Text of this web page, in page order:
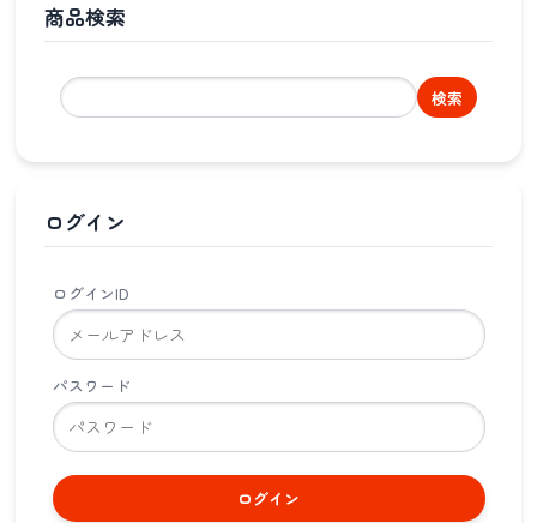
商品検索
検索
ログイン
ログインID
パスワード
ログイン